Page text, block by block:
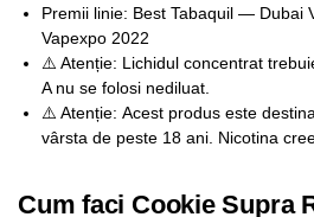
Premii linie: Best Tabaquil — Dubai
Vapexpo 2022
⚠️ Atenție: Lichidul concentrat
A nu se folosi nediluat.
⚠️ Atenție: Acest produs este
vârsta de peste 18 ani. Nicotina
Cum faci Cookie Supra